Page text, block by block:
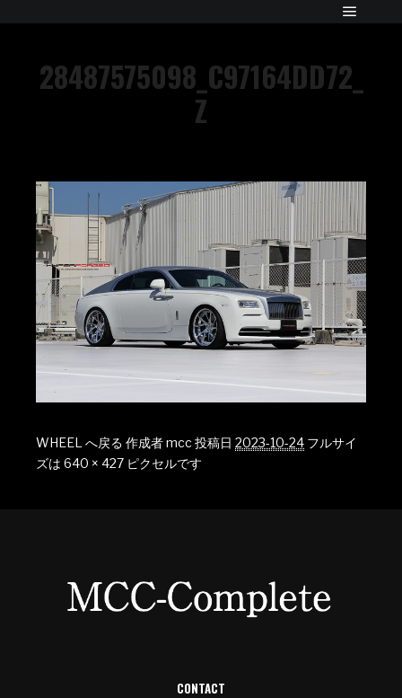
28487575098_C97164DD72_
Z
WHEEL へ戻る 作成者mcc投稿日 2023-10-24 フルサイ
ズは 640 × 427 ピクセルです
CONTACT